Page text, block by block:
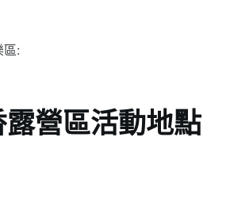
區:
營區活動地點